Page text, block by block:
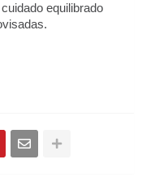
equilibrado